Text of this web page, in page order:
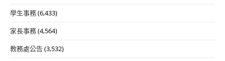
學生事務(6,433)
家長事務(4,564)
教務處公告(3,532)